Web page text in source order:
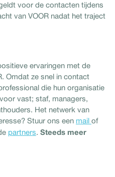
voor de contacten tijdens
van VOOR nadat het traject
ervaringen met de
Omdat ze snel in contact
die hun organisatie
vast; staf, managers,
Het netwerk van
Stuur ons een mail of
partners. Steeds meer